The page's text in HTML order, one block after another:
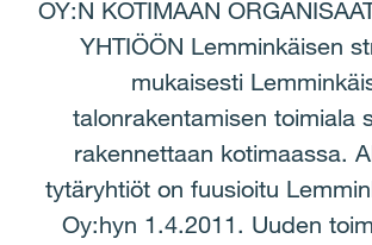
OY:N KOTIMAAN
YHTIÖÖN Lemminkäisen
mukaisesti
talonrakentamisen toimiala
rakennettaan kotimaassa.
tytäryhtiöt on fuusioitu
Oy:hyn 1.4.2011. Uuden